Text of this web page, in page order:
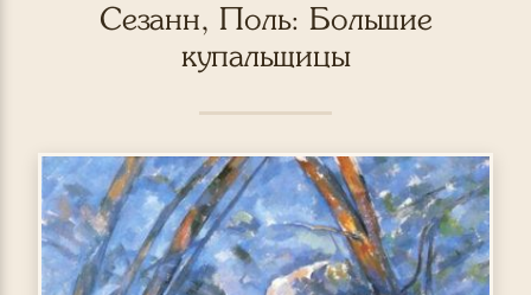
Сезанн, Поль: Большие
купальщицы